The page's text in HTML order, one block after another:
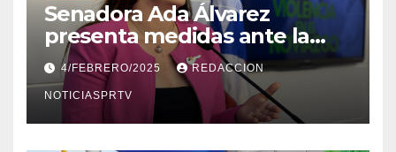
Senadora Ada Álvarez
presenta medidas ante la
violencia en el noviazgo
4/FEBRERO/2025 REDACCION
NOTICIASPRTV